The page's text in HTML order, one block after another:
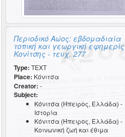
Περιοδικό Αώος: εβδομαδιαία
τοπική και γεωργική εφημερίς
Κονίτσης - τευχ. 277
Type: TEXT
Place: Κόνιτσα
Creator: -
Subject:
Κόνιτσα (Ήπειρος, Ελλάδα) -
Ιστορία
Κόνιτσα (Ήπειρος, Ελλάδα) -
Κοινωνική ζωή και έθιμα